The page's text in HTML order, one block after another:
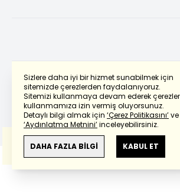
Sizlere daha iyi bir hizmet sunabilmek için
sitemizde çerezlerden faydalanıyoruz.
Sitemizi kullanmaya devam ederek
kullanmamıza izin vermiş oluyorsunuz.
Detaylı bilgi almak için ‘Çerez Politikasını’ve
‘Aydınlatma Metnini’inceleyebilirsiniz.
DAHA FAZLA BİLGİ KABUL ET
Powered by Translate
Bu çevirideGoogle Transletekullanılmıştır.
Anlam ve çeviri hatalarından
haberturk.com
sorumlu değildir.